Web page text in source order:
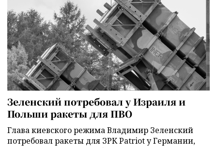
Зеленский потребовал у Израиля и
Польши ракеты для ПВО
Глава киевского режима Владимир Зеленский
потребовал ракеты для ЗРК Patriot у Германии,